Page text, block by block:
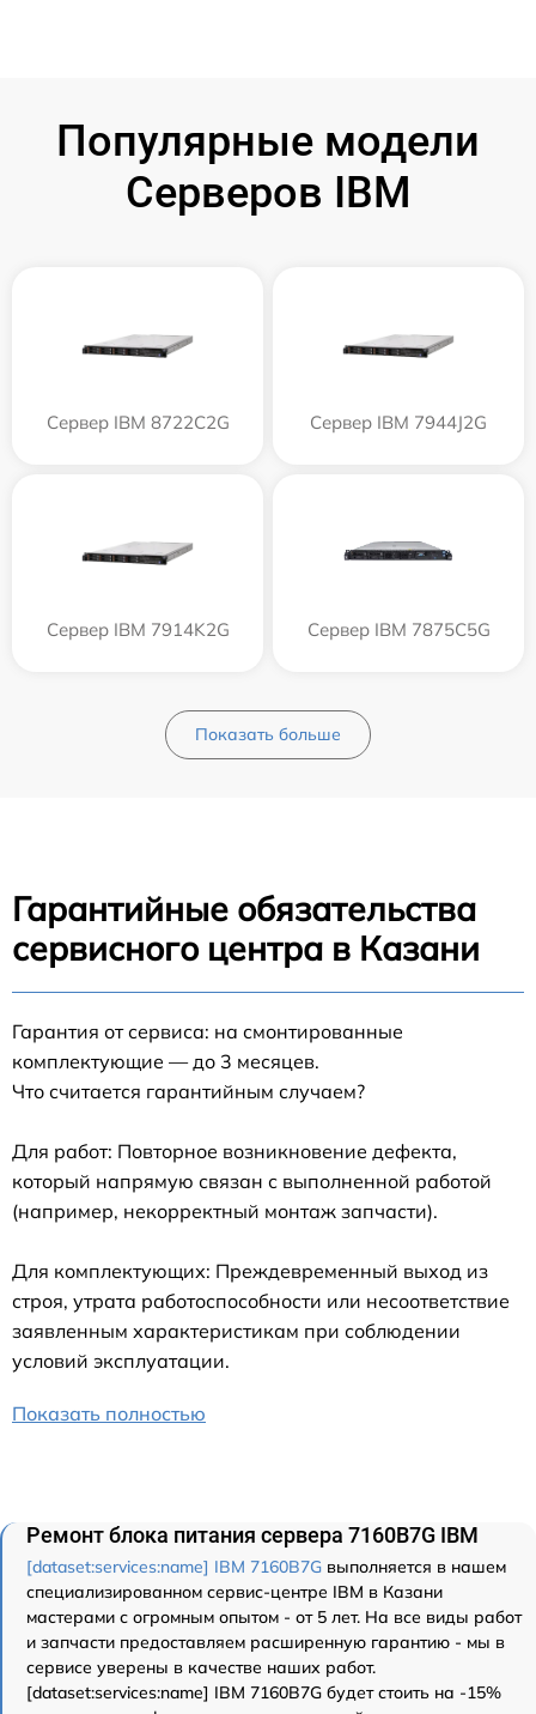
Популярные модели
Серверов IBM
Сервер IBM 8722C2G Сервер IBM 7944J2G
Сервер IBM 7914K2G Сервер IBM 7875C5G
Показать больше
Гарантийные обязательства
сервисного центра в Казани
Гарантия от сервиса: на смонтированные
комплектующие — до 3 месяцев.
Что считается гарантийным случаем?
Для работ: Повторное возникновение дефекта,
который напрямую связан с выполненной работой
(например, некорректный монтаж запчасти).
Для комплектующих: Преждевременный выход из
строя, утрата работоспособности или несоответствие
заявленным характеристикам при соблюдении
условий эксплуатации.
Показать полностью
Ремонт блока питания сервера 7160B7G IBM
[dataset:services:name] IBM 7160B7G выполняется в нашем
специализированном сервис-центре IBM в Казани
мастерами с огромным опытом - от 5 лет. На все виды работ
и запчасти предоставляем расширенную гарантию - мы в
сервисе уверены в качестве наших работ.
[dataset:services:name] IBM 7160B7G будет стоить на -15%